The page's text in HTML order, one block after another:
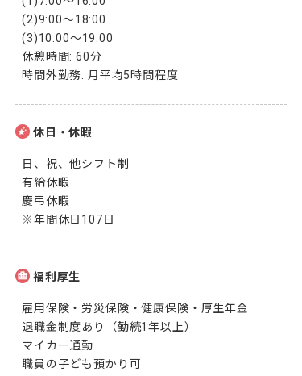
(2)9:00～18:00
(3)10:00～19:00
休憩時間: 60分
時間外勤務: 月平均5時間程度
休日・休暇
日、祝、他シフト制
有給休暇
慶弔休暇
※年間休日107日
福利厚生
雇用保険・労災保険・健康保険・厚生年金
退職金制度あり（勤続1年以上）
マイカー通勤
職員の子ども預かり可